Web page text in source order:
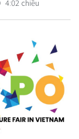
4:02 chiều